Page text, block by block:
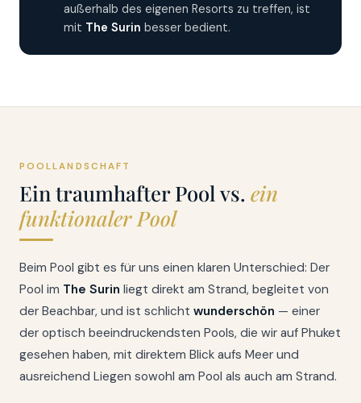
außerhalb des eigenen Resorts zu treffen, ist
mit The Surin besser bedient.
POOLLANDSCHAFT
Ein traumhafter Pool vs. ein
funktionaler Pool
Beim Pool gibt es für uns einen klaren Unterschied: Der
Pool im The Surin liegt direkt am Strand, begleitet von
der Beachbar, und ist schlicht wunderschön — einer
der optisch beeindruckendsten Pools, die wir auf Phuket
gesehen haben, mit direktem Blick aufs Meer und
ausreichend Liegen sowohl am Pool als auch am Strand.